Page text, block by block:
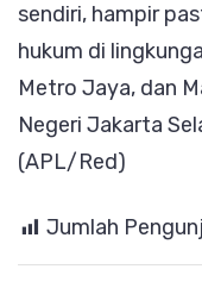
sendiri, hampir
hukum di
Metro Jaya, dan
Negeri Jakarta
(APL/Red)
Jumlah